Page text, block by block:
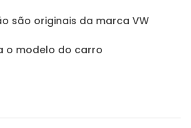
são originais da marca VW
o modelo do carro